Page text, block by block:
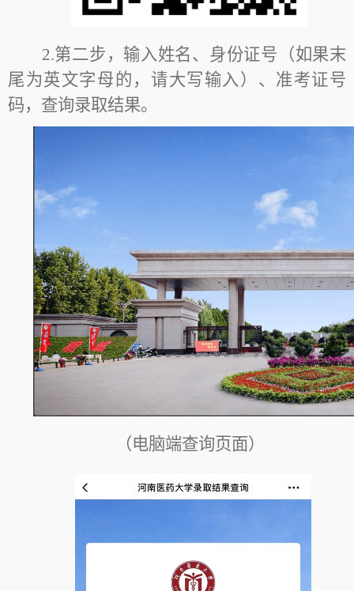
2.第二步，输入姓名、身份证号（如果末
尾为英文字母的，请大写输入）、准考证号
码，查询录取结果。
（电脑端查询页面）